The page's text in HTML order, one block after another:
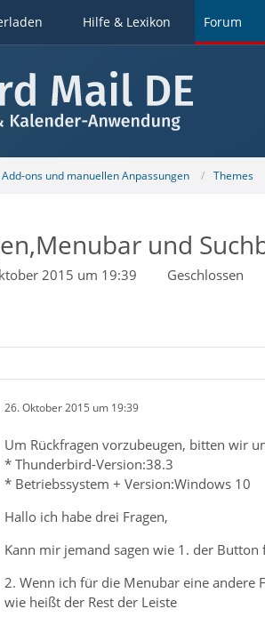
Hilfe & Lexikon Forum
ons und manuellen Anpassungen Themes
und
2015 um 19:39 Geschlossen
26. Oktober 2015 um 19:39
Um Rückfragen vorzubeugen, bitten wir
* Thunderbird-Version:38.3
* Betriebssystem + Version:Windows 10
Hallo ich habe drei Fragen,
Kann mir jemand sagen wie 1. der
2. Wenn ich für die Menubar eine andere
wie heißt der Rest der Leiste